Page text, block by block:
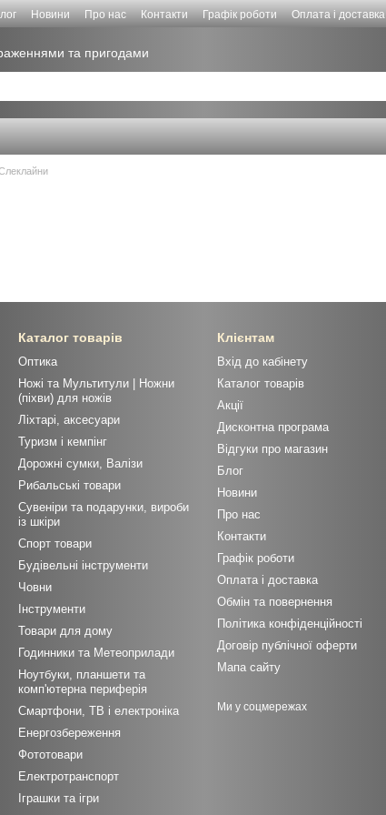
Новини Про нас Контакти Графік роботи Оплата і доставка
та пригодами
Каталог товарів
Оптика
Ножі та Мультитули | Ножни
(піхви) для ножів
Ліхтарі, аксесуари
Туризм і кемпінг
Дорожні сумки, Валізи
Рибальські товари
Сувеніри та подарунки, вироби
із шкіри
Спорт товари
Будівельні інструменти
Човни
Інструменти
Товари для дому
Годинники та Метеоприлади
Ноутбуки, планшети та
комп'ютерна периферія
Смартфони, ТВ і електроніка
Енергозбереження
Фототовари
Електротранспорт
Іграшки та ігри
Клієнтам
Вхід до кабінету
Каталог товарів
Акції
Дисконтна програма
Відгуки про магазин
Блог
Новини
Про нас
Контакти
Графік роботи
Оплата і доставка
Обмін та повернення
Політика конфіденційності
Договір публічної оферти
Мапа сайту
Ми у соцмережах